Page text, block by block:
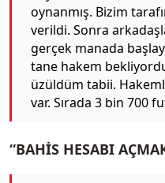
oynanmış. Bizim
verildi. Sonra
gerçek manada
tane hakem
üzüldüm tabii.
var. Sırada 3 bin 700
“BAHİS HESABI